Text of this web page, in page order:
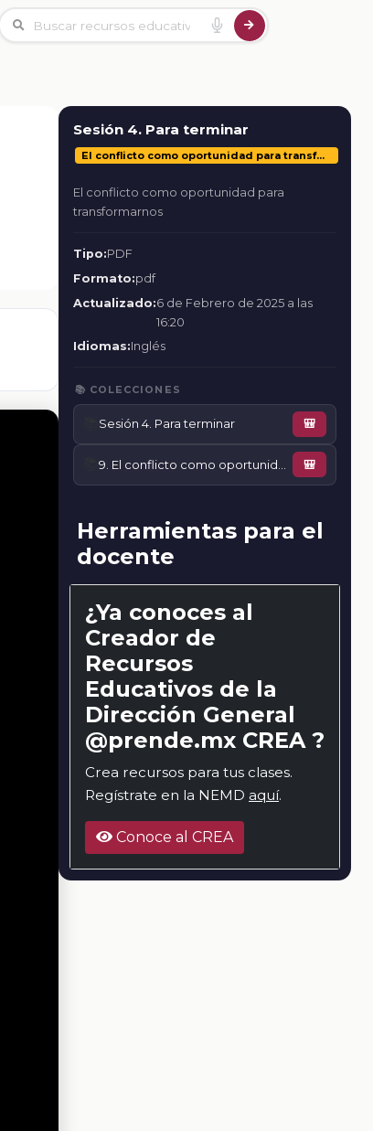
Sesión 4. Para terminar
El conflicto como oportunidad para transformarnos
El conflicto como oportunidad para
transformarnos
Tipo:PDF
Formato:pdf
Actualizado:6 de Febrero de 2025 a las
16:20
Idiomas:Inglés
📚 COLECCIONES
Sesión 4. Para terminar 🎒
📚 🎒
Herramientas para el
docente
¿Ya conoces al
Creador de
Recursos
Educativos de la
Dirección General
@prende.mx CREA ?
Crea recursos para tus clases.
Regístrate en la NEMD aquí.
Conoce al CREA